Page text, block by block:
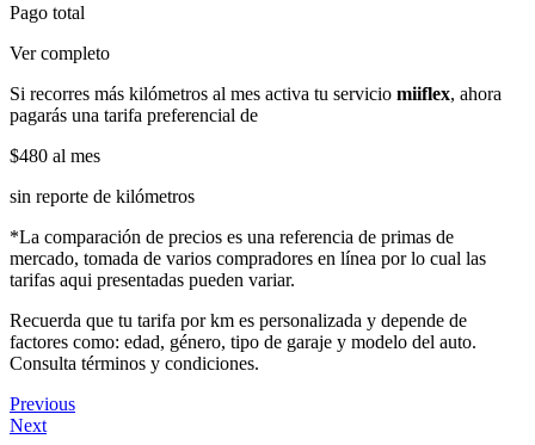
Pago total
Ver completo
Si recorres más kilómetros al mes activa tu servicio miiflex, ahora
pagarás una tarifa preferencial de
$480 al mes
sin reporte de kilómetros
*La comparación de precios es una referencia de primas de
mercado, tomada de varios compradores en línea por lo cual las
tarifas aqui presentadas pueden variar.
Recuerda que tu tarifa por km es personalizada y depende de
factores como: edad, género, tipo de garaje y modelo del auto.
Consulta términos y condiciones.
Previous
Next